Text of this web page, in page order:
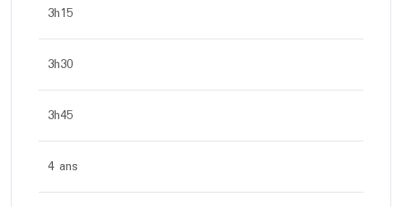
3h15
3h30
3h45
4 ans